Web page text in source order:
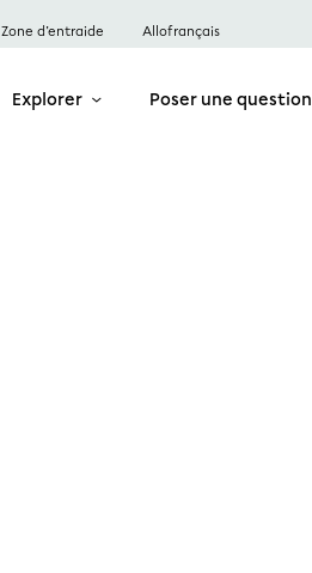
Zone d’entraide Allofrançais
Explorer Poser une question